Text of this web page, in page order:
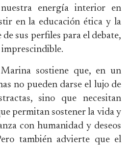
energía interior en
en la educación ética y la
sus perfiles para el debate,
sostiene que, en un
no pueden darse el lujo de
sino que necesitan
permitan sostener la vida y
con humanidad y deseos
también advierte que el